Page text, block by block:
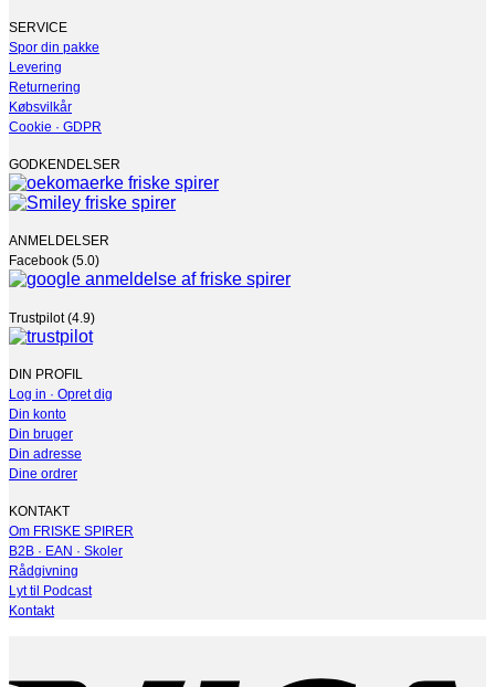
vælges
på
varesiden
SERVICE
Spor din pakke
Levering
Returnering
Købsvilkår
Cookie · GDPR
GODKENDELSER
ANMELDELSER
Facebook (5.0)
Trustpilot (4.9)
DIN PROFIL
Log in · Opret dig
Din konto
Din bruger
Din adresse
Dine ordrer
KONTAKT
Om FRISKE SPIRER
B2B · EAN · Skoler
Rådgivning
Lyt til Podcast
Kontakt